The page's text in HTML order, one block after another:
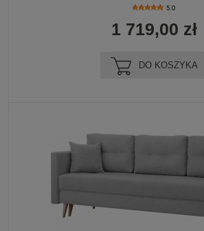
5.0
1 719,00 zł
DO KOSZYKA